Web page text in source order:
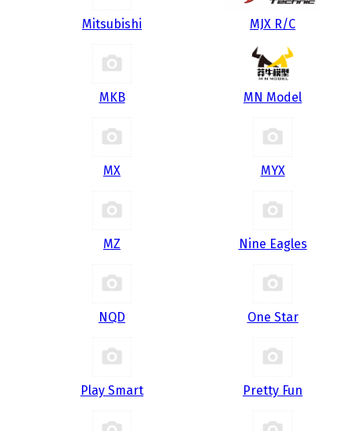
Mitsubishi MJX R/C
MKB MN Model
MX MYX
MZ Nine Eagles
NQD One Star
Play Smart Pretty Fun